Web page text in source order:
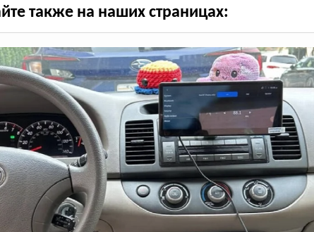
также на наших страницах: